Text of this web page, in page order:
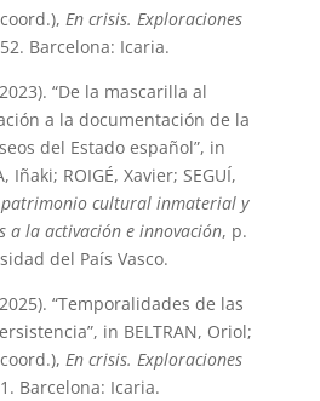
En crisis. Exploraciones
Barcelona: Icaria.
“De la mascarilla al
a la documentación de la
del Estado español”, in
Iñaki; ROIGÉ, Xavier; SEGUÍ,
patrimonio cultural inmaterial y
a la activación e innovación, p.
del País Vasco.
“Temporalidades de las
in BELTRAN, Oriol;
En crisis. Exploraciones
Barcelona: Icaria.